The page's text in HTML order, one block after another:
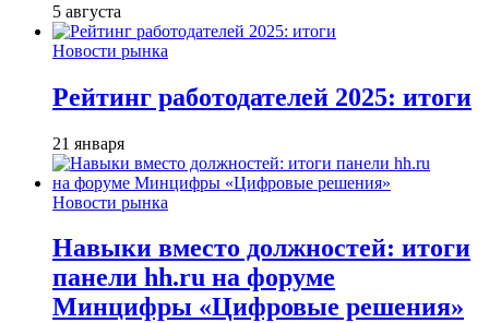
5 августа
Новости рынка
Рейтинг работодателей 2025: итоги
21 января
Новости рынка
Навыки вместо должностей: итоги
панели hh.ru на форуме
Минцифры «Цифровые решения»